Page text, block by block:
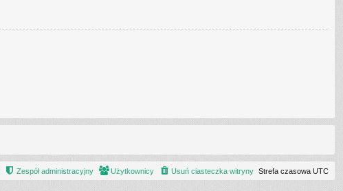
Strefa czasowa UTC
Usuń ciasteczka witryny
Użytkownicy
Zespół administracyjny